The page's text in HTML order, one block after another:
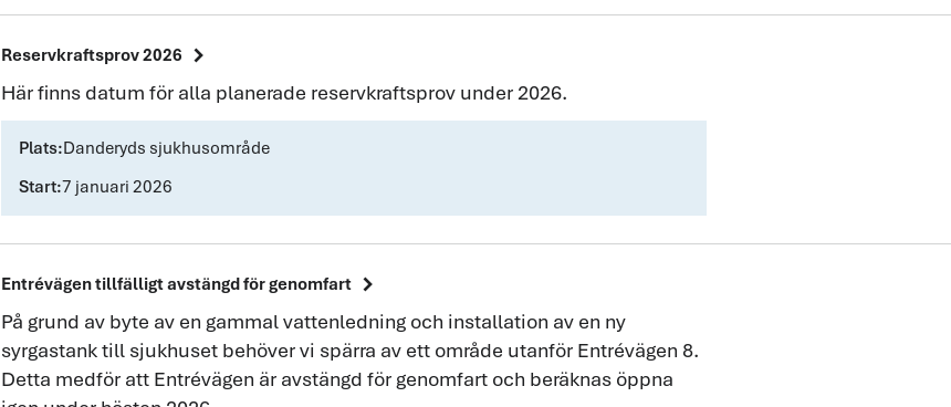
Reservkraftsprov 2026 chevron_right
Här finns datum för alla planerade reservkraftsprov under 2026.
Plats:Danderyds sjukhusområde
Start:7 januari 2026
Entrévägen tillfälligt avstängd för genomfart chevron_right
På grund av byte av en gammal vattenledning och installation av en ny
syrgastank till sjukhuset behöver vi spärra av ett område utanför Entrévägen 8.
Detta medför att Entrévägen är avstängd för genomfart och beräknas öppna